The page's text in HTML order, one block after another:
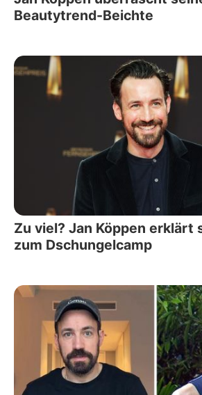
Beautytrend-Beichte
Zu viel? Jan Köppen erklärt
zum Dschungelcamp